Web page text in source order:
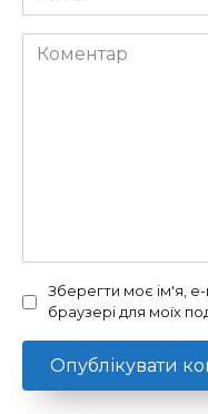
*
Коментар
Зберегти моє ім'я,
браузері для моїх